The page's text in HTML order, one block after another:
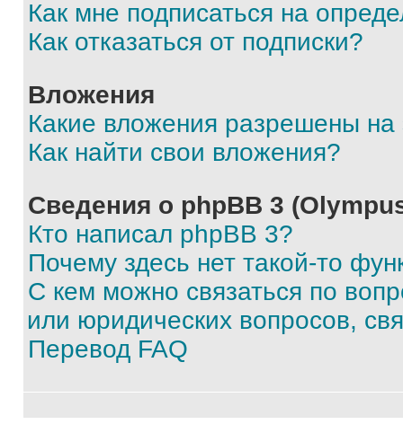
Как мне подписаться на
Как отказаться от подписки?
Вложения
Какие вложения разрешены
Как найти свои вложения?
Сведения о phpBB 3
Кто написал phpBB 3?
Почему здесь нет такой-то
С кем можно связаться по
или юридических вопросов,
Перевод FAQ